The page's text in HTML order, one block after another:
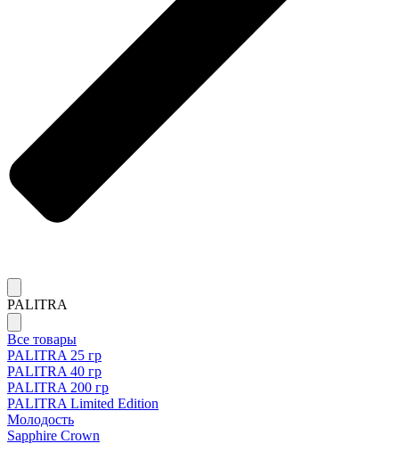
PALITRA
Все товары
PALITRA 25 гр
PALITRA 40 гр
PALITRA 200 гр
PALITRA Limited Edition
Молодость
Sapphire Crown